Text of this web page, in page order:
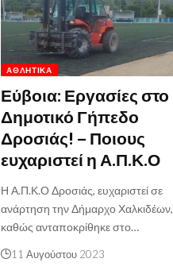
ΑΘΛΗΤΙΚΆ
Εύβοια: Εργασίες στο
Δημοτικό Γήπεδο
Δροσιάς! – Ποιους
ευχαριστεί η Α.Π.Κ.Ο
Η Α.Π.Κ.Ο Δροσιάς, ευχαριστεί σε
ανάρτηση την Δήμαρχο Χαλκιδέων,
καθώς ανταποκρίθηκε στο…
11 Αυγούστου 2023